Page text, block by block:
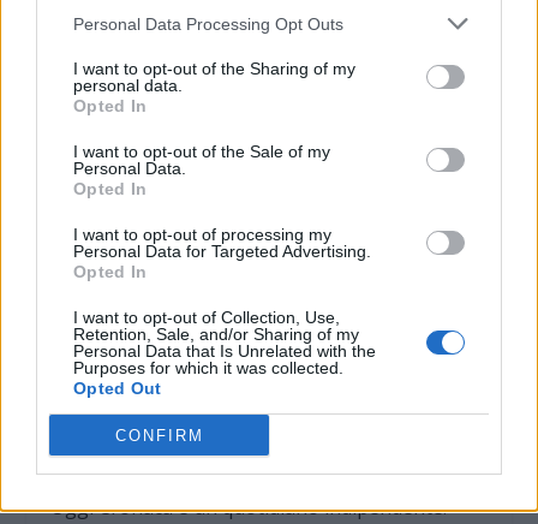
Personal Data Processing Opt Outs
I want to opt-out of the Sharing of my
personal data.
Opted In
I want to opt-out of the Sale of my
Personal Data.
Opted In
I want to opt-out of processing my
Personal Data for Targeted Advertising.
Opted In
I want to opt-out of Collection, Use,
Retention, Sale, and/or Sharing of my
Personal Data that Is Unrelated with the
Purposes for which it was collected.
Opted Out
CONFIRM
VALUTARE:
CASALE MONFERRATO:
Giustizia un documento
per salvare il Tribunale
arrestato dalla Guardia
di Finanza e
QUOTIDIANO INDIPENDENTE
Oggi Cronaca è un quotidiano indipendente: